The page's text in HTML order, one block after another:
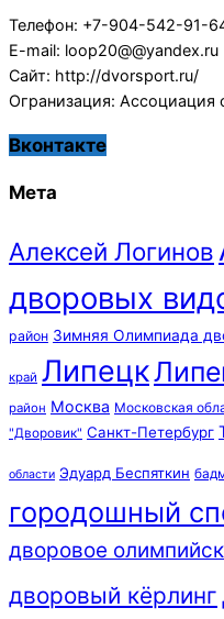
Телефон: +7-904-542-91-
E-mail: loop20@@yandex.ru
Сайт: http://dvorsport.ru/
Огранизация: Ассоциация
Вконтакте
Мета
Алексей Логинов
дворовых
район Зимняя Олимпиада
край Липецк
район Москва Московская
"Дворовик" Санкт-Петербург
области Эдуард Беспяткин
городошный
дворовое
дворовый кёрлинг